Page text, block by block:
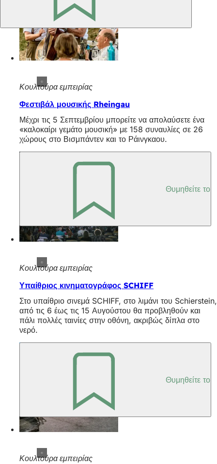
Κουλτούρα εμπειρίας
Φεστιβάλ μουσικής Rheingau
Μέχρι τις 5 Σεπτεμβρίου μπορείτε να απολαύσετε ένα
«καλοκαίρι γεμάτο μουσική» με 158 συναυλίες σε 26
χώρους στο Βισμπάντεν και το Ράινγκαου.
Θυμηθείτε το
Κουλτούρα εμπειρίας
Υπαίθριος κινηματογράφος SCHIFF
Στο υπαίθριο σινεμά SCHIFF, στο λιμάνι του Schierstein,
από τις 6 έως τις 15 Αυγούστου θα προβληθούν και
πάλι πολλές ταινίες στην οθόνη, ακριβώς δίπλα στο
νερό.
Θυμηθείτε το
Κουλτούρα εμπειρίας